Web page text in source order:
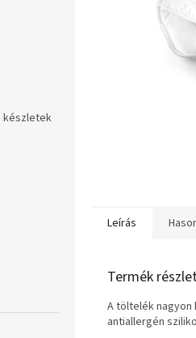
készletek
Leírás
Termék
A töltelék nagyon
antiallergén